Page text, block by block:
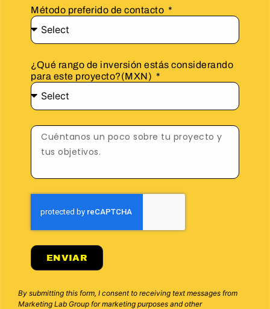
Método preferido de contacto
¿Qué rango de inversión estás considerando
para este proyecto?(MXN)
ENVIAR
By submitting this form, I consent to receiving text messages from
Marketing Lab Group for marketing purposes and other